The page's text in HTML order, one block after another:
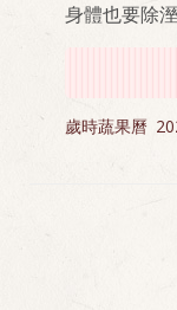
身體也要除
歲時蔬果曆